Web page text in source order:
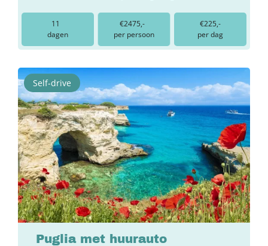
11
dagen
€2475,-
per persoon
€225,-
per dag
Self-drive
Puglia met huurauto